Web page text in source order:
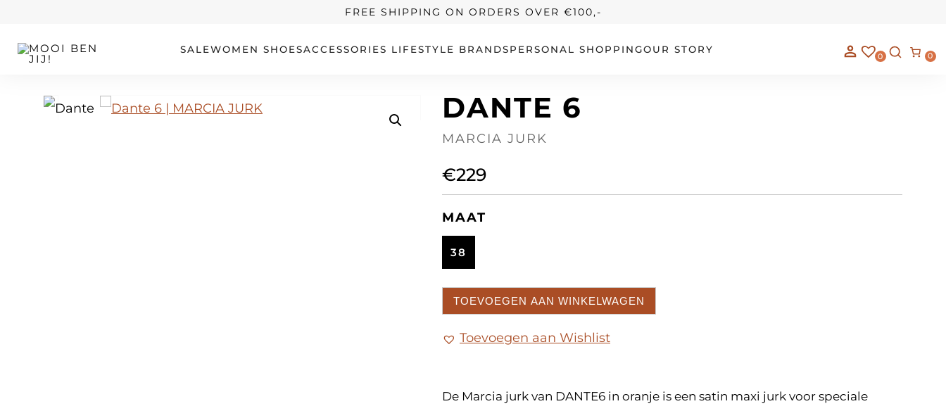
FREE SHIPPING ON ORDERS OVER €100,-
SALEWOMEN SHOESACCESSORIES LIFESTYLE BRANDSPERSONAL SHOPPINGOUR STORY
0 0
DANTE 6
MARCIA JURK
€229
MAAT
38
TOEVOEGEN AAN WINKELWAGEN
Toevoegen aan Wishlist
De Marcia jurk van DANTE6 in oranje is een satin maxi jurk voor speciale